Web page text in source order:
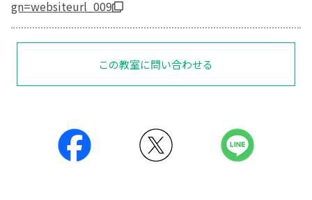
gn=websiteurl_009
この教室に問い合わせる